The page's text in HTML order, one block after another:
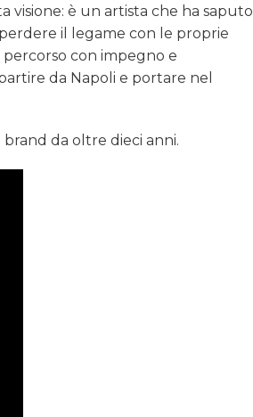
visione: è un artista che ha saputo
il legame con le proprie
con impegno e
da Napoli e portare nel
da oltre dieci anni.